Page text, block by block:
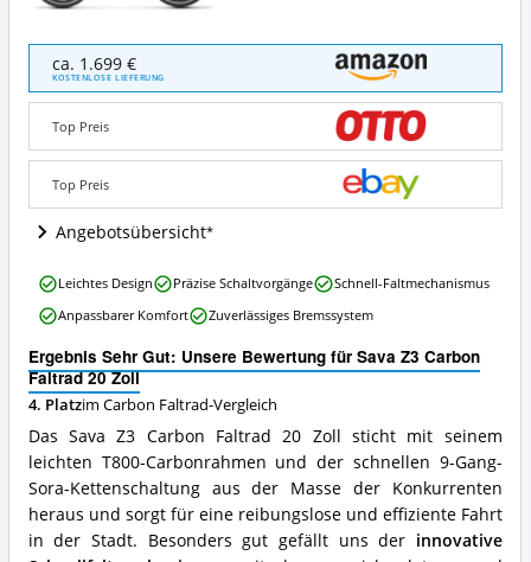
Sava
Carbon
Faltrad
Zoll
Angebote:
Wo
ist
dieses
Faltrad
erhältlich?
ca. 1.699 €
KOSTENLOSE LIEFERUNG
Top Preis
Top Preis
Angebotsübersicht
Ergebnis Sehr Gut: Unsere Bewertung für Sava Z3 Carbon
Faltrad 20 Zoll
4. Platzim Carbon Faltrad-Vergleich
Das Sava Z3 Carbon Faltrad 20 Zoll sticht mit seinem
leichten T800-Carbonrahmen und der schnellen 9-Gang-
Sora-Kettenschaltung aus der Masse der Konkurrenten
heraus und sorgt für eine reibungslose und effiziente Fahrt
in der Stadt. Besonders gut gefällt uns der innovative
Sava
Z3
Carbon
20
Zoll
Vorteile:
Was
spricht
für
dieses
Carbon
Faltrad?
Leichtes Design Präzise Schaltvorgänge
Schnell-Faltmechanismus
Anpassbarer Komfort
Zuverlässiges Bremssystem